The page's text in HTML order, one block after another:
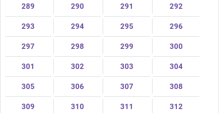
289 290 291 292
293 294 295 296
297 298 299 300
301 302 303 304
305 306 307 308
309 310 311 312